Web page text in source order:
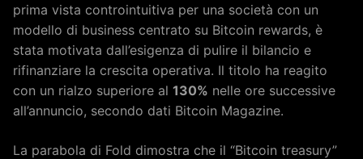
prima vista controintuitiva per una società con un
modello di business centrato su Bitcoin rewards, è
stata motivata dall’esigenza di pulire il bilancio e
rifinanziare la crescita operativa. Il titolo ha reagito
con un rialzo superiore al 130% nelle ore successive
all’annuncio, secondo dati Bitcoin Magazine.
La parabola di Fold dimostra che il “Bitcoin treasury”